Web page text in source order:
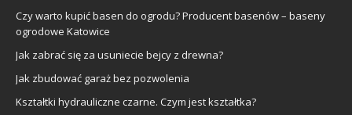
Czy warto kupić basen do ogrodu? Producent basenów – baseny
ogrodowe Katowice
Jak zabrać się za usuniecie bejcy z drewna?
Jak zbudować garaż bez pozwolenia
Kształtki hydrauliczne czarne. Czym jest kształtka?